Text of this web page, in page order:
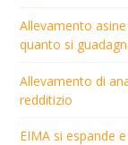
Allevamento
quanto si
Allevamento di
redditizio
EIMA si espande